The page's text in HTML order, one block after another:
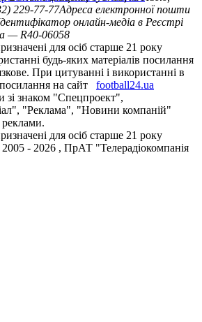
229-77-77Адреса електронної пошти
онлайн-медіа в Реєстрі
— R40-06058
для осіб старше 21 року
будь-яких матеріалів посилання
При цитуванні і використанні в
на сайт
football24.ua
зі знаком "Спецпроект",
"Реклама", "Новини компаній"
для осіб старше 21 року
- 2026 , ПрАТ "Телерадіокомпанія